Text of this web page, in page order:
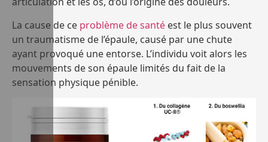
La cause de ce problème de santé est le plus souvent
un traumatisme de l’épaule, causé par une chute
ayant provoqué une entorse. L’individu voit alors les
mouvements de son épaule limités du fait de la
sensation physique pénible.